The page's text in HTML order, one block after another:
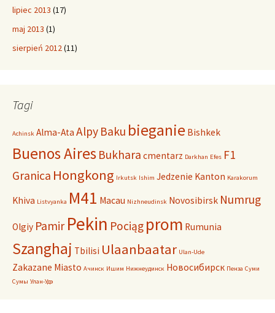
lipiec 2013 (17)
maj 2013 (1)
sierpień 2012(11)
Tagi
Achinsk Alma-Ata Alpy Baku bieganie Bishkek
Buenos Aires Bukhara cmentarz Darkhan Efes F1
Granica Hongkong Irkutsk Ishim Jedzenie Kanton Karakorum
Khiva Listvyanka M41 Macau Nizhneudinsk Novosibirsk Numrug
Olgiy Pamir Pekin Pociąg prom Rumunia
Szanghaj Tbilisi Ulaanbaatar Ulan-Ude
Zakazane Miasto Ачинск Ишим Нижнеудинск Новосибирск Пенза Суми
Сумы Улан-Удэ